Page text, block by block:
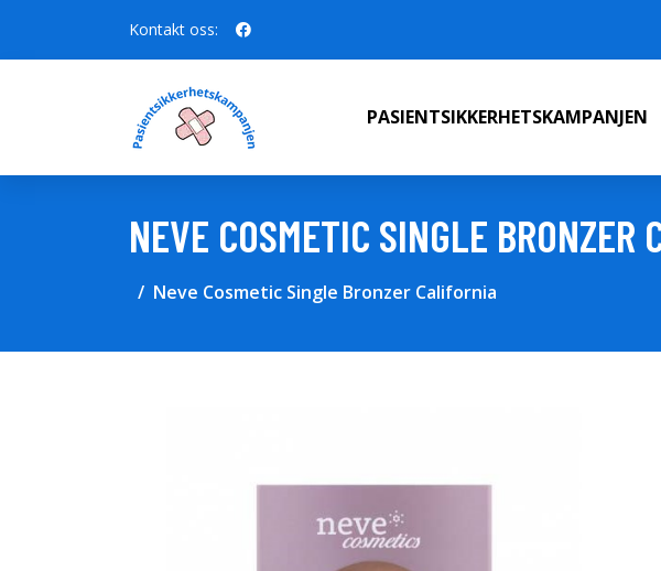
Kontakt oss:
PASIENTSIKKERHETSKAMPANJEN
NEVE COSMETIC SINGLE BRONZER
Neve Cosmetic Single Bronzer California